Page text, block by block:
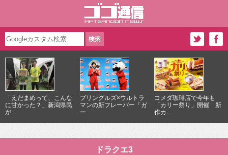
「えだまめって、こんな
に甘かった？」新潟県民
が...
プリングルズ×ウルトラ
マンの新フレーバー「ガ
ー...
コメダ珈琲店で今年も
「カリー祭り」開催 新
作カ...
ドラクエ3